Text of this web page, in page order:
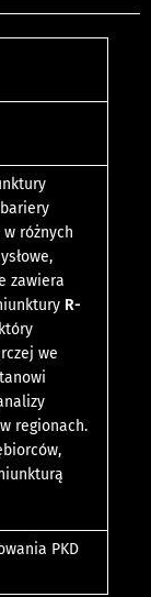
różnych
zawiera
R-
we
regionach.
PKD